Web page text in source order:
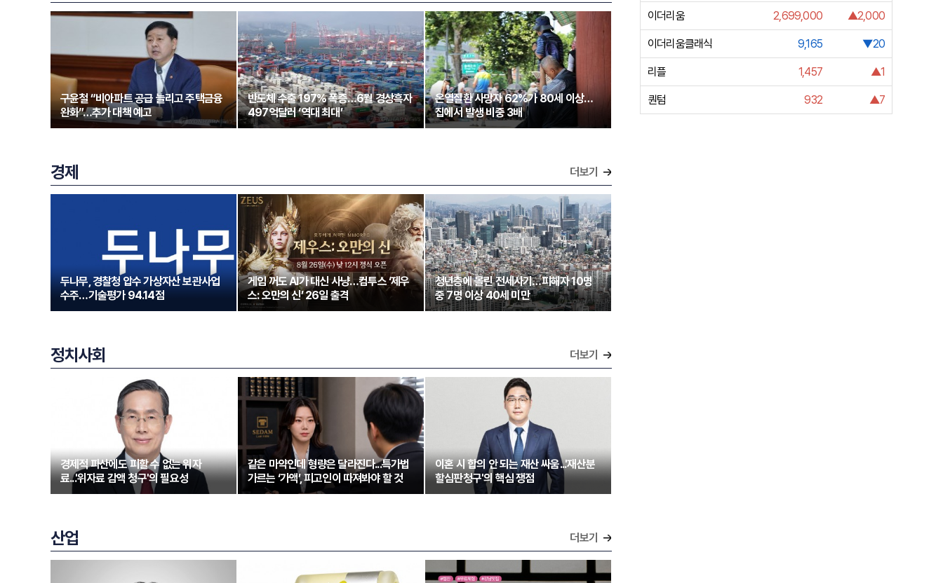
구윤철 “비아파트 공급 늘리고 주택금융
완화”…추가 대책 예고
반도체 수출 197% 폭증…6월 경상흑자
497억달러 ‘역대 최대’
온열질환 사망자 62%가 80세 이상…
집에서 발생 비중 3배
경제 더보기
두나무, 경찰청 압수 가상자산 보관사업
수주…기술평가 94.14점
게임 꺼도 AI가 대신 사냥…컴투스 ‘제우
스: 오만의 신’ 26일 출격
청년층에 몰린 전세사기…피해자 10명
중 7명 이상 40세 미만
정치사회 더보기
경제적 파산에도 피할 수 없는 위자
료...'위자료 감액 청구'의 필요성
같은 마약인데 형량은 달라진다...특가법
가르는 ‘가액’, 피고인이 따져봐야 할 것
이혼 시 합의 안 되는 재산 싸움...'재산분
할심판청구'의 핵심 쟁점
산업 더보기
이더리움 2,699,000 ▲2,000
이더리움클래식 9,165 ▼20
리플 1,457 ▲1
퀀텀 932 ▲7